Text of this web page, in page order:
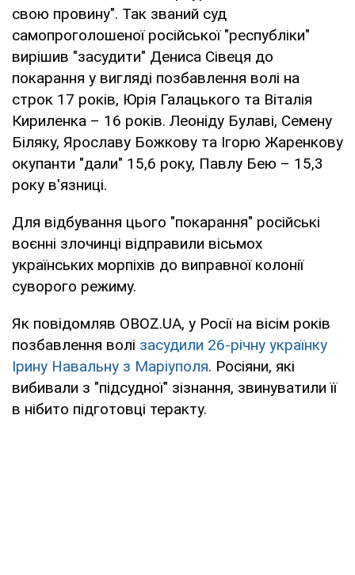
свою провину". Так званий суд
самопроголошеної російської "республіки"
вирішив "засудити" Дениса Сівеця до
покарання у вигляді позбавлення волі на
строк 17 років, Юрія Галацького та Віталія
Кириленка – 16 років. Леоніду Булаві, Семену
Біляку, Ярославу Божкову та Ігорю Жаренкову
окупанти "дали" 15,6 року, Павлу Бею – 15,3
року в'язниці.
Для відбування цього "покарання" російські
воєнні злочинці відправили вісьмох
українських морпіхів до виправної колонії
суворого режиму.
Як повідомляв OBOZ.UA, у Росії на вісім років
позбавлення волі засудили 26-річну українку
Ірину Навальну з Маріуполя. Росіяни, які
вибивали з "підсудної" зізнання, звинуватили її
в нібито підготовці теракту.